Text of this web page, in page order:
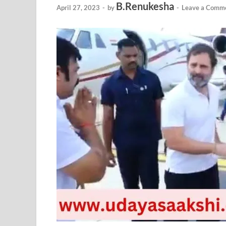
April 27, 2023 - by B.Renukesha - Leave a